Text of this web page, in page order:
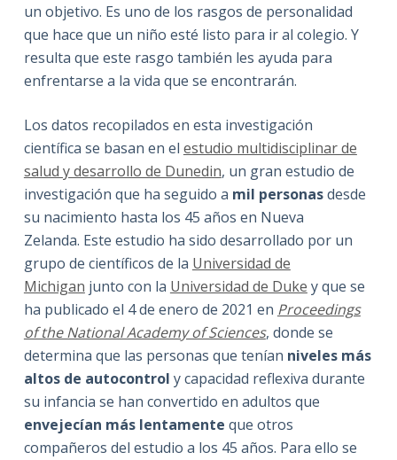
un objetivo. Es uno de los rasgos de personalidad
que hace que un niño esté listo para ir al colegio. Y
resulta que este rasgo también les ayuda para
enfrentarse a la vida que se encontrarán.
Los datos recopilados en esta investigación
científica se basan en el estudio multidisciplinar de
salud y desarrollo de Dunedin, un gran estudio de
investigación que ha seguido a mil personasdesde
su nacimiento hasta los 45 años en Nueva
Zelanda. Este estudio ha sido desarrollado por un
grupo de científicos de la Universidad de
Michigan junto con la Universidad de Duke y que se
ha publicado el 4 de enero de 2021 en Proceedings
of the National Academy of Sciences, donde se
determina que las personas que tenían niveles más
altos de autocontrol y capacidad reflexiva durante
su infancia se han convertido en adultos que
envejecían más lentamente que otros
compañeros del estudio a los 45 años. Para ello se